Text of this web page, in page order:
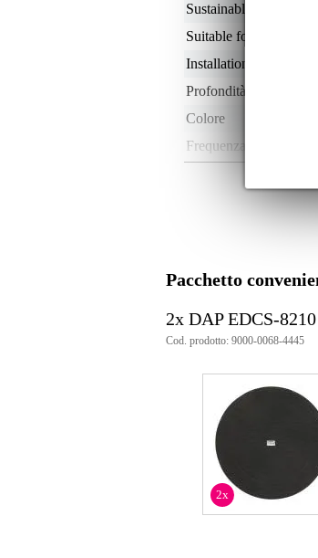
Sustainable product
Suitable for outdoors
Installation diameter
Profondità di
Colore
Frequenza massima
Impedenza nominale
Peso
Diffusore da
Colore: nero
dimensioni del
tensione di linea:
potenza: 5/10
livello massimo
Pacchetto
2x DAP EDCS-8210
Cod. prodotto: 9000-0068-4445
2x